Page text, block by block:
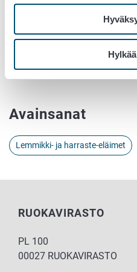
Lue lisää lintuinfluenssasta
verkkosivustolta
Avainsanat
Lemmikki- ja harraste-eläimet
RUOKAVIRASTO
PL 100
00027 RUOKAVIRASTO